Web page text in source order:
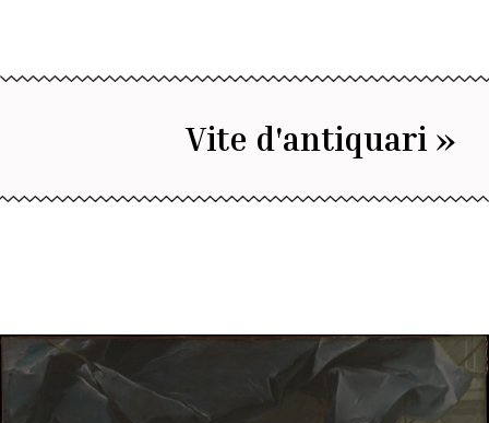
Vite d'antiquari »